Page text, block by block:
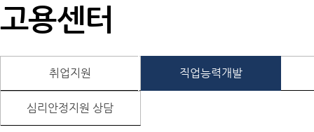
고용센터
취업지원 직업능력개발
심리안정지원 상담